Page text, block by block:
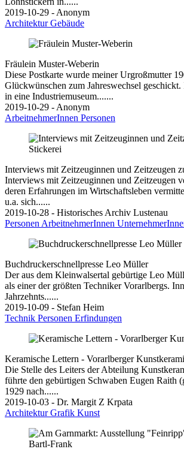
2019-10-29 - Anonym
ArchitekturGebäude
Fräulein Muster-Weberin
Diese Postkarte wurde meiner Urgroßmutter
Glückwünschen zum Jahreswechsel
in eine Industriemuseum.......
2019-10-29 - Anonym
ArbeitnehmerInnen Personen
Interviews mit Zeitzeuginnen und Zeitzeugen
Interviews mit Zeitzeuginnen und Zeitzeugen
deren Erfahrungen im Wirtschaftsleben
u.a. sich......
2019-10-28 - Historisches Archiv Lustenau
Personen ArbeitnehmerInnen
Buchdruckerschnellpresse Leo Müller
Der aus dem Kleinwalsertal gebürtige Leo
als einer der größten Techniker Vorarlbergs.
Jahrzehnts......
2019-10-09 - Stefan Heim
Technik Personen Erfindungen
Keramische Lettern - Vorarlberger
Die Stelle des Leiters der Abteilung
führte den gebürtigen Schwaben Eugen Raith
1929 nach......
2019-10-03 - Dr. Margit Z Krpata
ArchitekturGrafik Kunst